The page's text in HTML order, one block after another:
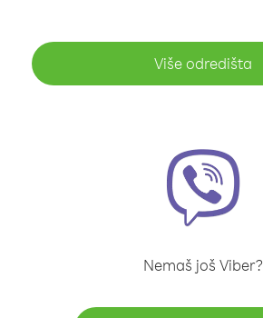
Više odredišta
Nemaš još Viber?